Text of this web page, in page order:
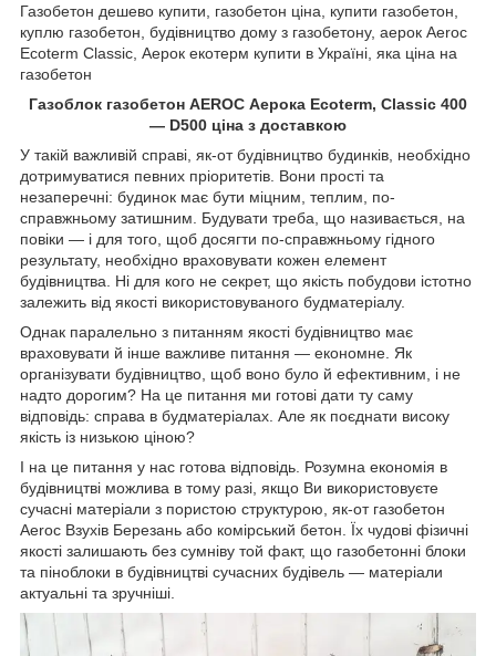
Газобетон дешево купити, газобетон ціна, купити газобетон,
куплю газобетон, будівництво дому з газобетону, аерок Aeroc
Ecoterm Classic, Аерок екотерм купити в Україні, яка ціна на
газобетон
Газоблок газобетон AEROC Аерока Ecoterm, Classic 400
— D500 ціна з доставкою
У такій важливій справі, як-от будівництво будинків, необхідно
дотримуватися певних пріоритетів. Вони прості та
незаперечні: будинок має бути міцним, теплим, по-
справжньому затишним. Будувати треба, що називається, на
повіки — і для того, щоб досягти по-справжньому гідного
результату, необхідно враховувати кожен елемент
будівництва. Ні для кого не секрет, що якість побудови істотно
залежить від якості використовуваного будматеріалу.
Однак паралельно з питанням якості будівництво має
враховувати й інше важливе питання — економне. Як
організувати будівництво, щоб воно було й ефективним, і не
надто дорогим? На це питання ми готові дати ту саму
відповідь: справа в будматеріалах. Але як поєднати високу
якість із низькою ціною?
І на це питання у нас готова відповідь. Розумна економія в
будівництві можлива в тому разі, якщо Ви використовуєте
сучасні матеріали з пористою структурою, як-от газобетон
Aeroc Взухів Березань або комірський бетон. Їх чудові фізичні
якості залишають без сумніву той факт, що газобетонні блоки
та піноблоки в будівництві сучасних будівель — матеріали
актуальні та зручніші.